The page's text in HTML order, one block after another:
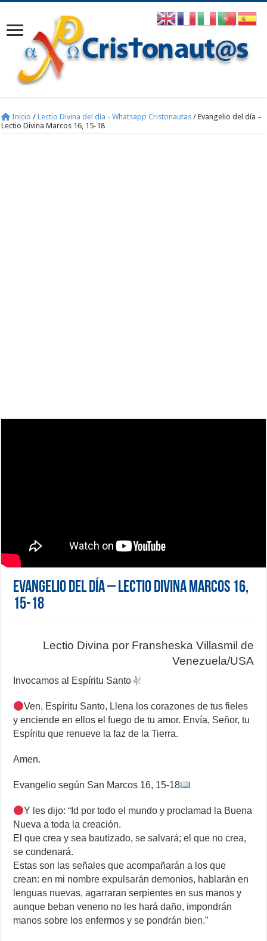
Inicio / Lectio Divina del día - Whatsapp Cristonautas / Evangelio del día –
Lectio Divina Marcos 16, 15-18
Evangelio del día – Lectio Divina Marcos 16,
15-18
Lectio Divina por Fransheska Villasmil de
Venezuela/USA
Invocamos al Espíritu Santo
Ven, Espíritu Santo, Llena los corazones de tus fieles
y enciende en ellos el fuego de tu amor. Envía, Señor, tu
Espíritu que renueve la faz de la Tierra.
Amen.
Evangelio según San Marcos 16, 15-18
Y les dijo: “Id por todo el mundo y proclamad la Buena
Nueva a toda la creación.
El que crea y sea bautizado, se salvará; el que no crea,
se condenará.
Estas son las señales que acompañarán a los que
crean: en mi nombre expulsarán demonios, hablarán en
lenguas nuevas, agarraran serpientes en sus manos y
aunque beban veneno no les hará daño, impondrán
manos sobre los enfermos y se pondrán bien.”